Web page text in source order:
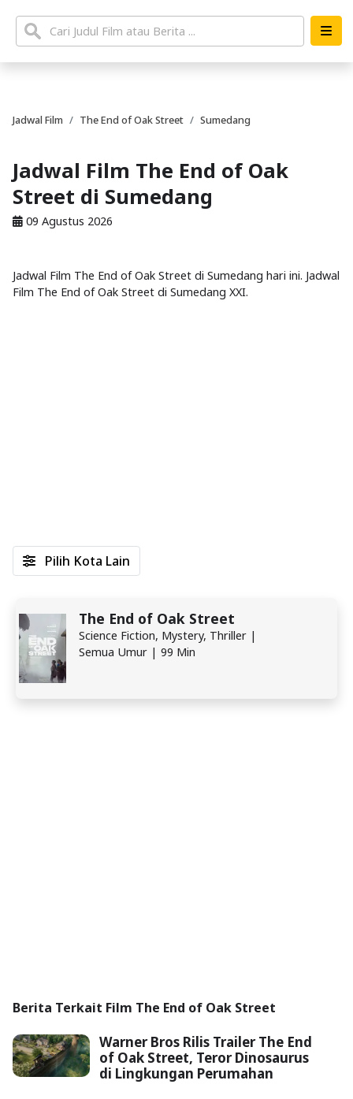
Jadwal Film The End of Oak Street Sumedang
Jadwal Film The End of Oak
Street di Sumedang
09 Agustus 2026
Jadwal Film The End of Oak Street di Sumedang hari ini. Jadwal
Film The End of Oak Street di Sumedang XXI.
The End of Oak Street
Science Fiction, Mystery, Thriller |
Semua Umur | 99 Min
Pilih Kota Lain
Berita Terkait Film The End of Oak Street
Warner Bros Rilis Trailer The End
of Oak Street, Teror Dinosaurus
di Lingkungan Perumahan